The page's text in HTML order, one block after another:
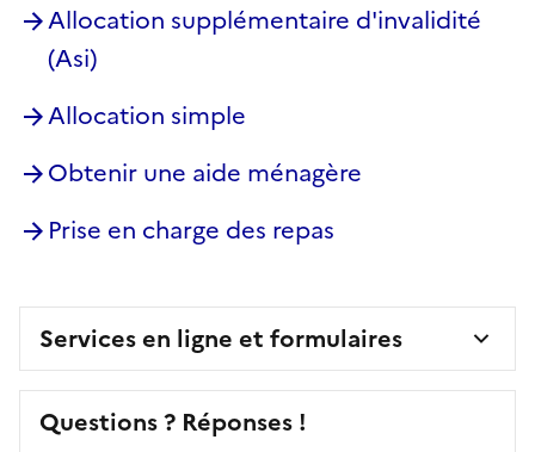
Allocation supplémentaire d'invalidité
(Asi)
Allocation simple
Obtenir une aide ménagère
Prise en charge des repas
Services en ligne et formulaires
Questions ? Réponses !